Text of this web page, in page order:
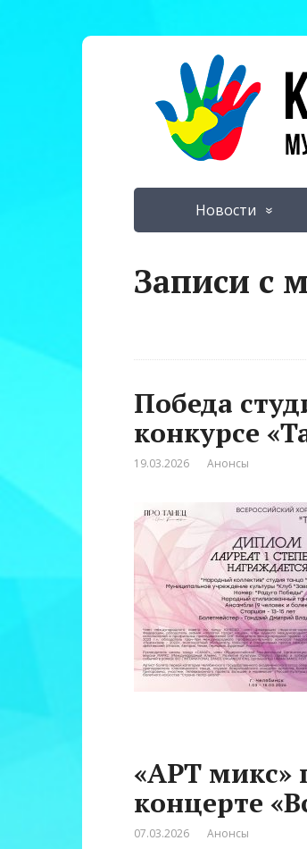
Новости
Записи с
Победа
конкурсе
19.03.2026 Анонсы
«АРТ микс»
концерте
07.03.2026 Анонсы